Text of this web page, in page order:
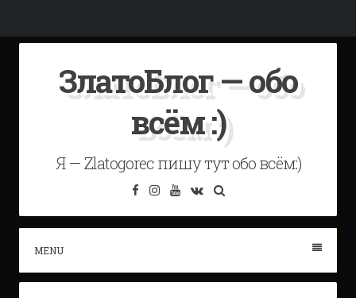
contentЗлатоБлог — обо
всём :)
Я — Zlatogorec пишу тут обо всём:)
Facebook
Instagram
YouTube
VK
MENU